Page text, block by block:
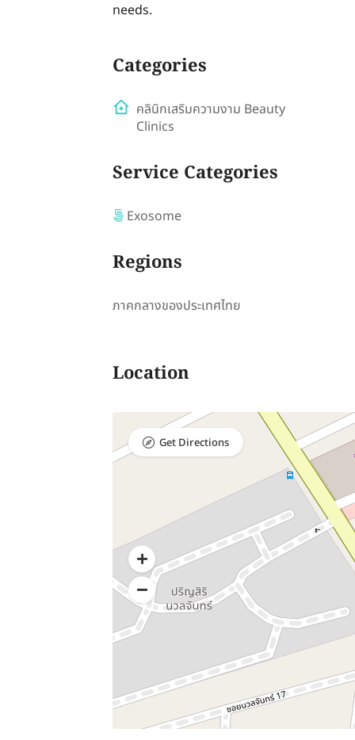
needs.
Categories
คลินิกเสริมความงาม Beauty
Clinics
Service Categories
Exosome
Regions
ภาคกลางของประเทศไทย
Location
Get Directions